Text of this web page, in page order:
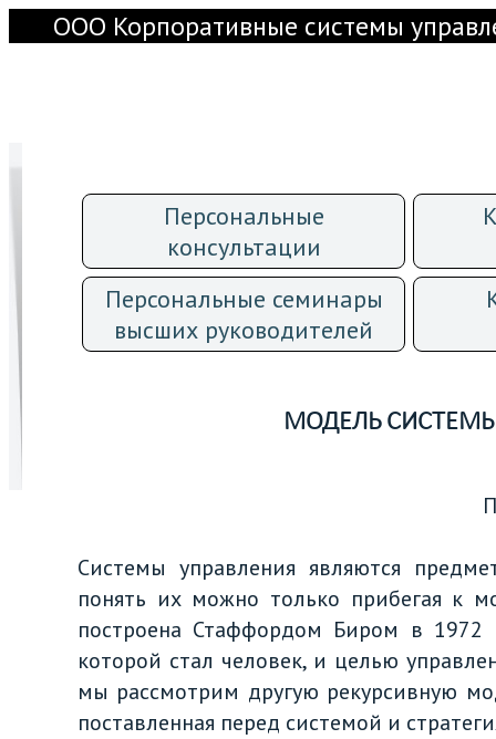
ООО Корпоративные системы
Персональные
консультации
Персональные семинары
высших руководителей
МОДЕЛЬ СИСТЕМЫ
Системы управления являются
понять их можно только прибегая к
построена Стаффордом Биром в 1972
которой стал человек, и целью
мы рассмотрим другую рекурсивную
поставленная перед системой и